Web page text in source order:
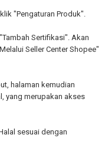
"Pengaturan Produk".
Sertifikasi". Akan
Seller Center Shopee"
halaman kemudian
yang merupakan akses
sesuai dengan